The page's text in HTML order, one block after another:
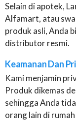
Selain di apotek,
Alfamart, atau
produk asli, Anda
distributor resmi.
Keamanan Dan
Kami menjamin
Produk dikemas
sehingga Anda
orang lain di